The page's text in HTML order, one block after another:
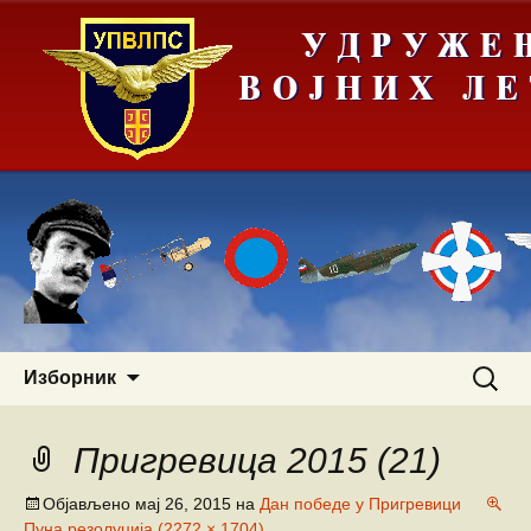
Изборник
Пригревица 2015 (21)
Објављено мај 26, 2015 на Дан победе у Пригревици